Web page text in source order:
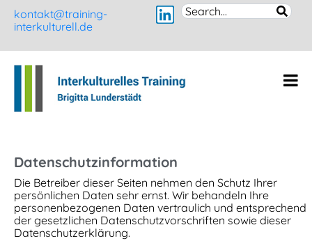
kontakt@training-
interkulturell.de
Datenschutzinformation
Die Betreiber dieser Seiten nehmen den Schutz Ihrer
persönlichen Daten sehr ernst. Wir behandeln Ihre
personenbezogenen Daten vertraulich und entsprechend
der gesetzlichen Datenschutzvorschriften sowie dieser
Datenschutzerklärung.